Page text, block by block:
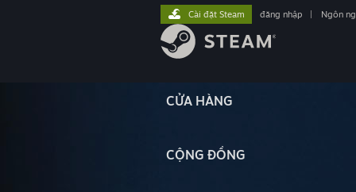
CỬA HÀNG
CỘNG ĐỒNG
Cài đặt Steam đăng nhập Ngôn